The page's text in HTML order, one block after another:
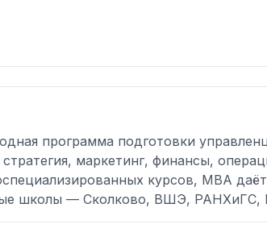
программа подготовки
маркетинг, финансы,
курсов, MBA
школы — Сколково, ВШЭ,